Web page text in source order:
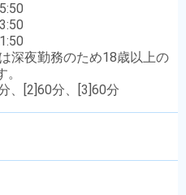
深夜勤務のため18歳以上の
、[2]60分、[3]60分